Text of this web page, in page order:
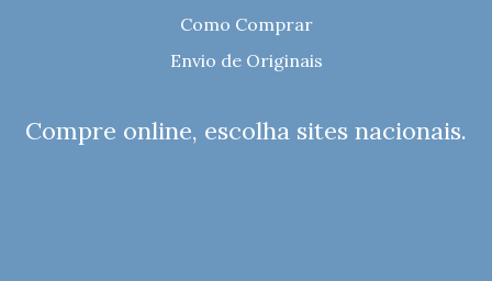
Como Comprar
Envio de Originais
Compre online, escolha sites nacionais.